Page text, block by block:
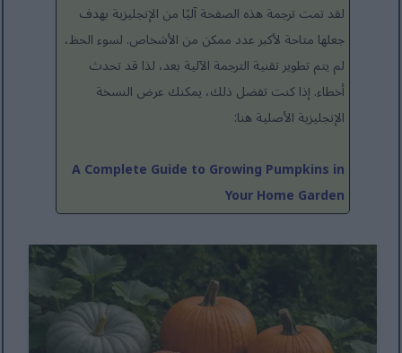
لقد تمت ترجمة هذه الصفحة آليًا من الإنجليزية بهدف
جعلها متاحة لأكبر عدد ممكن من الأشخاص. لسوء الحظ،
لم يتم تطوير تقنية الترجمة الآلية بعد، لذا قد تحدث
أخطاء. إذا كنت تفضل ذلك، يمكنك عرض النسخة
الإنجليزية الأصلية هنا:
A Complete Guide to Growing Pumpkins in
Your Home Garden